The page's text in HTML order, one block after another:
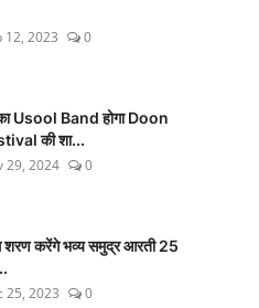
12, 2023 0
का Usool Band होगा Doon
की शा...
29, 2024 0
शरण करेंगे भव्य समुद्र आरती 25
25, 2023 0